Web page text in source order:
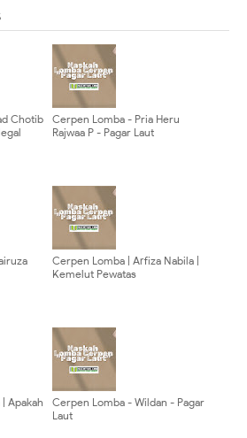
Chotib
Cerpen Lomba - Pria Heru
Rajwaa P - Pagar Laut
Cerpen Lomba | Arfiza Nabila |
Kemelut Pewatas
Apakah
Cerpen Lomba - Wildan - Pagar
Laut